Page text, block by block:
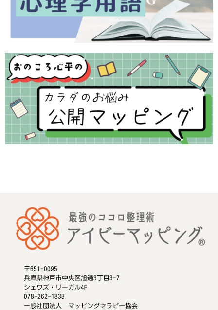
〒651-0095
兵庫県神戸市中央区旭通3丁目3-7
シェワズ・リーガル4F
078-262-1838
一般社団法人 マッピングセラピー協会